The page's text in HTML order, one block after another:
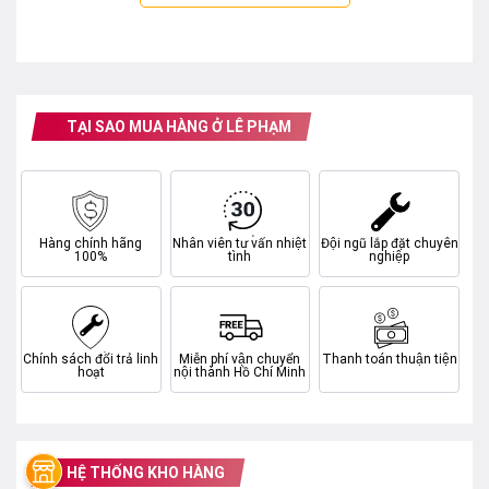
Công suất mạnh mẽ
TẠI SAO MUA HÀNG Ở LÊ PHẠM
Hàng chính hãng
100%
Nhân viên tư vấn nhiệt
tình
Đội ngũ lắp đặt chuyên
nghiệp
Chính sách đổi trả linh
hoạt
Miễn phí vận chuyển
nội thành Hồ Chí Minh
Thanh toán thuận tiện
HỆ THỐNG KHO HÀNG